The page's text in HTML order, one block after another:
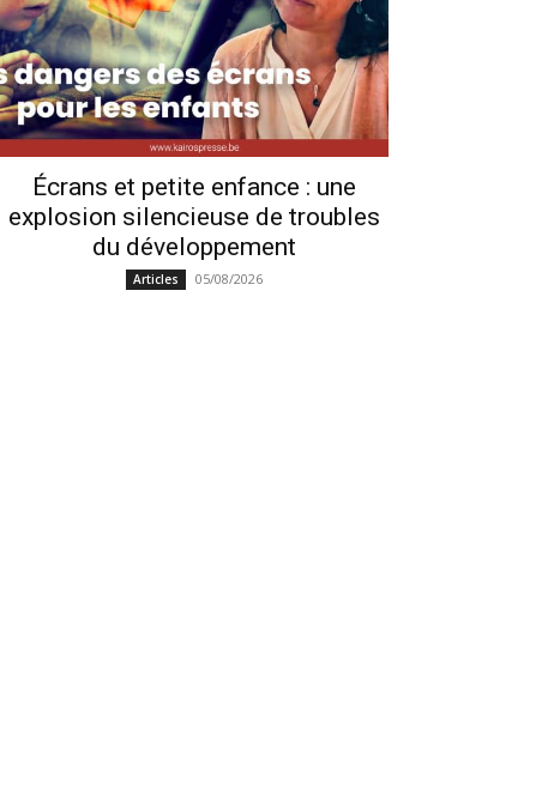
Écrans et petite enfance : une
explosion silencieuse de troubles
du développement
Articles 05/08/2026